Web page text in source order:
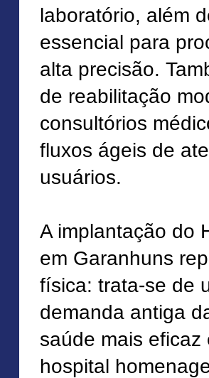
laboratório, além
essencial para
alta precisão.
de reabilitação
consultórios
fluxos ágeis de
usuários.
A implantação do
em Garanhuns
física: trata-se de
demanda antiga
saúde mais
hospital